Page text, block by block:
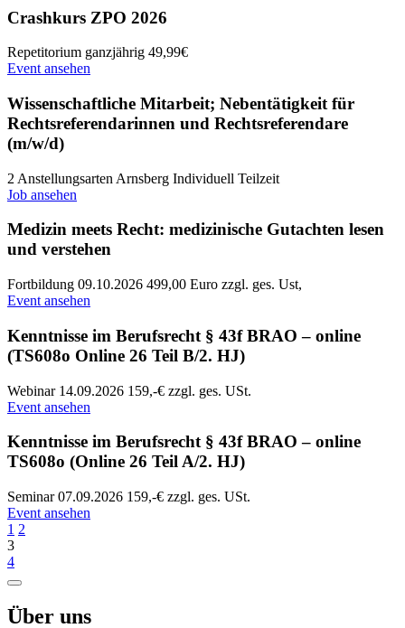
Crashkurs ZPO 2026
Repetitorium ganzjährig 49,99€
Event ansehen
Wissenschaftliche Mitarbeit; Nebentätigkeit für
Rechtsreferendarinnen und Rechtsreferendare
(m/w/d)
2 Anstellungsarten Arnsberg Individuell Teilzeit
Job ansehen
Medizin meets Recht: medizinische Gutachten lesen
und verstehen
Fortbildung 09.10.2026 499,00 Euro zzgl. ges. Ust,
Event ansehen
Kenntnisse im Berufsrecht § 43f BRAO – online
(TS608o Online 26 Teil B/2. HJ)
Webinar 14.09.2026 159,-€ zzgl. ges. USt.
Event ansehen
Kenntnisse im Berufsrecht § 43f BRAO – online
TS608o (Online 26 Teil A/2. HJ)
Seminar 07.09.2026 159,-€ zzgl. ges. USt.
Event ansehen
1 2
3
4
Über uns